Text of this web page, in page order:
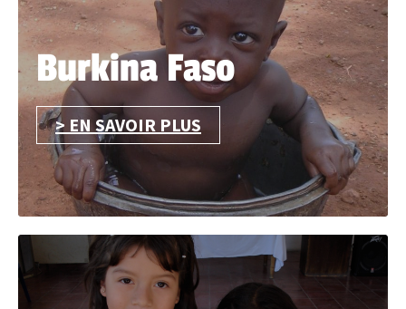
Burkina Faso
> EN SAVOIR PLUS